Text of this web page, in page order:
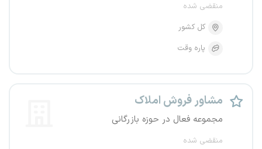
منقضی شده
کل کشور
پاره وقت
مشاور فروش املاک
مجموعه فعال در حوزه بازرگانی
منقضی شده